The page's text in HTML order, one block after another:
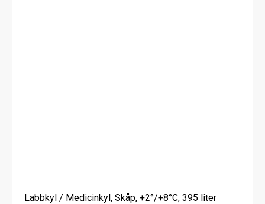
Labbkyl / Medicinkyl, Skåp, +2°/+8°C, 395 liter